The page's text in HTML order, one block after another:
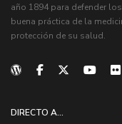
año 1894 para defender
buena práctica de la
protección de su salud.
DIRECTO A...